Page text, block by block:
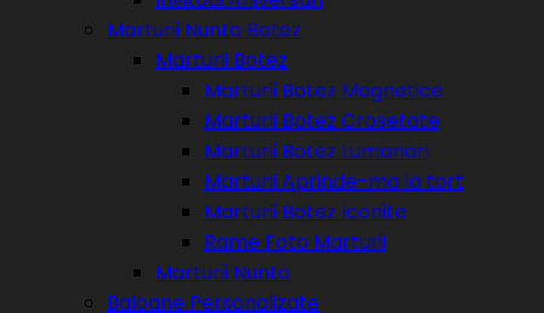
Marturii Nunta Botez
Marturii Botez
Marturii Botez Magnetice
Marturii Botez Crosetate
Marturii Botez Lumanari
Marturii Aprinde-ma la tort
Marturii Botez Iconite
Rame Foto Marturii
Marturii Nunta
Baloane Personalizate